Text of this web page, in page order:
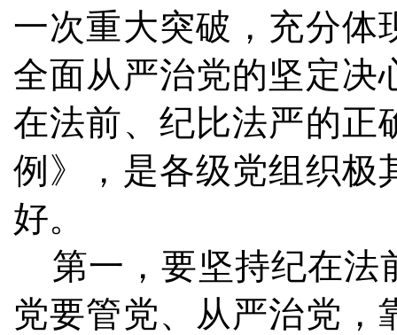
一次重大突破，充分体
全面从严治党的坚定决
在法前、纪比法严的正
例》，是各级党组织极
好。
第一，要坚持纪在法
党要管党、从严治党，